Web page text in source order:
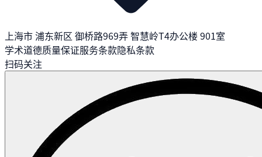
上海市 浦东新区 御桥路969弄 智慧岭T4办公楼 901室
学术道德质量保证服务条款隐私条款
扫码关注